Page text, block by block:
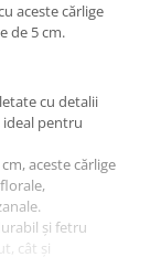
aceste cărlige
de 5 cm.
cu detalii
pentru
aceste cărlige
și fetru
cât și